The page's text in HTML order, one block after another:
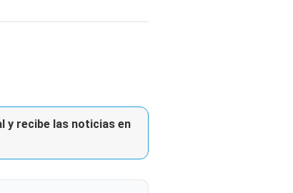
y recibe las noticias en